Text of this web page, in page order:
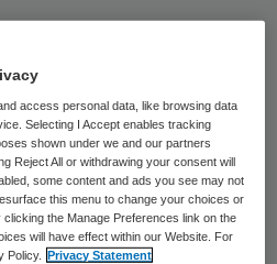
die jeugdzorg
de gemeente een
miljoen. Dat komt omdat
onder toezicht worden
Dan betaalt de
in een instelling zit de
access personal data, like browsing data
Selecting I Accept enables tracking
shown under we and our partners
Reject All or withdrawing your consent will
some content and ads you see may not
this menu to change your choices or
the Manage Preferences link on the
will have effect within our Website. For
Policy.
Privacy Statement